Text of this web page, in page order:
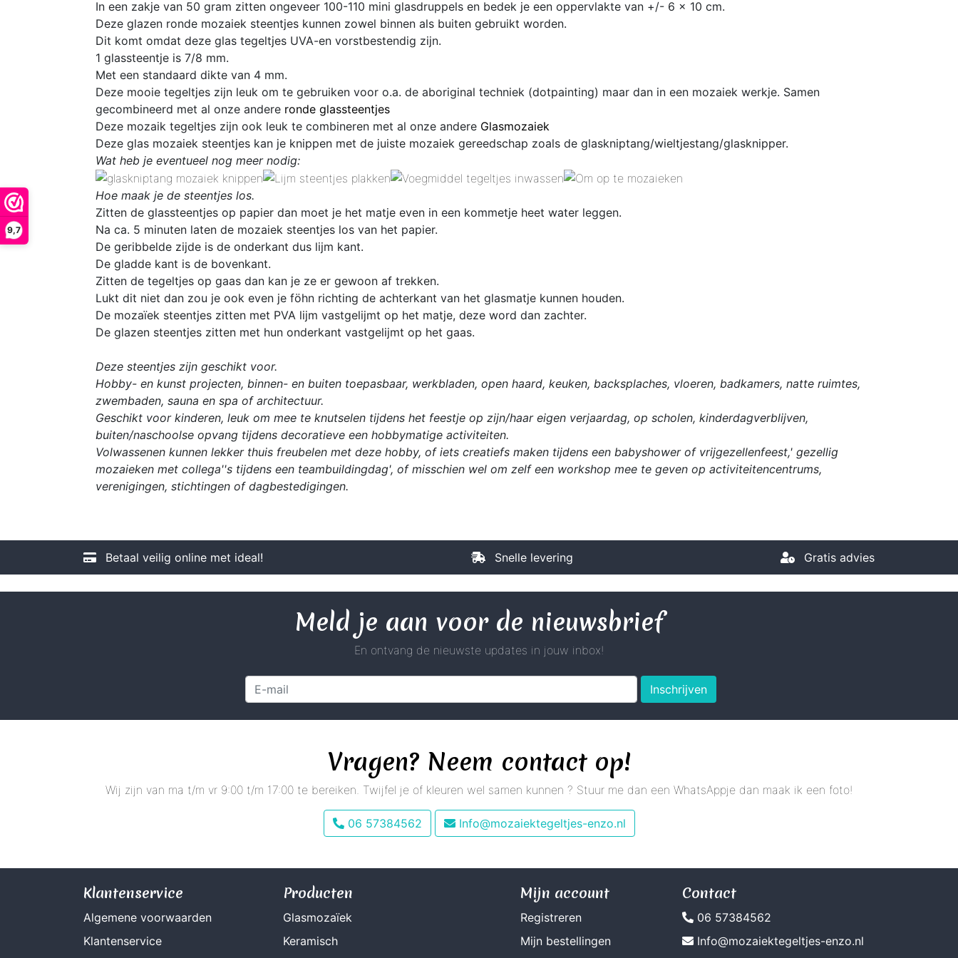
9,7
In een zakje van 50 gram zitten ongeveer 100-110 mini glasdruppels en bedek je een oppervlakte van +/- 6 x 10 cm.
Deze glazen ronde mozaiek steentjes kunnen zowel binnen als buiten gebruikt worden.
Dit komt omdat deze glas tegeltjes UVA-en vorstbestendig zijn.
1 glassteentje is 7/8 mm.
Met een standaard dikte van 4 mm.
Deze mooie tegeltjes zijn leuk om te gebruiken voor o.a. de aboriginal techniek (dotpainting) maar dan in een mozaiek werkje. Samen
gecombineerd met al onze andere ronde glassteentjes
Deze mozaik tegeltjes zijn ook leuk te combineren met al onze andere Glasmozaiek
Deze glas mozaiek steentjes kan je knippen met de juiste mozaiek gereedschap zoals de glaskniptang/wieltjestang/glasknipper.
Wat heb je eventueel nog meer nodig:
Hoe maak je de steentjes los.
Zitten de glassteentjes op papier dan moet je het matje even in een kommetje heet water leggen.
Na ca. 5 minuten laten de mozaiek steentjes los van het papier.
De geribbelde zijde is de onderkant dus lijm kant.
De gladde kant is de bovenkant.
Zitten de tegeltjes op gaas dan kan je ze er gewoon af trekken.
Lukt dit niet dan zou je ook even je föhn richting de achterkant van het glasmatje kunnen houden.
De mozaïek steentjes zitten met PVA lijm vastgelijmt op het matje, deze word dan zachter.
De glazen steentjes zitten met hun onderkant vastgelijmt op het gaas.
Deze steentjes zijn geschikt voor.
Hobby- en kunst projecten, binnen- en buiten toepasbaar, werkbladen, open haard, keuken, backsplaches, vloeren, badkamers, natte ruimtes,
zwembaden, sauna en spa of architectuur.
Geschikt voor kinderen, leuk om mee te knutselen tijdens het feestje op zijn/haar eigen verjaardag, op scholen, kinderdagverblijven,
buiten/naschoolse opvang tijdens decoratieve een hobbymatige activiteiten.
Volwassenen kunnen lekker thuis freubelen met deze hobby, of iets creatiefs maken tijdens een babyshower of vrijgezellenfeest,' gezellig
mozaieken met collega''s tijdens een teambuildingdag', of misschien wel om zelf een workshop mee te geven op activiteitencentrums,
verenigingen, stichtingen of dagbestedigingen.
Betaal veilig online met ideal! Snelle levering Gratis advies
Meld je aan voor de nieuwsbrief
En ontvang de nieuwste updates in jouw inbox!
Inschrijven
Vragen? Neem contact op!
Wij zijn van ma t/m vr 9:00 t/m 17:00 te bereiken. Twijfel je of kleuren wel samen kunnen ? Stuur me dan een WhatsAppje dan maak ik een foto!
06 57384562 Info@mozaiektegeltjes-enzo.nl
Klantenservice
Algemene voorwaarden
Klantenservice
Producten
Glasmozaïek
Keramisch
Mijn account
Registreren
Mijn bestellingen
Contact
06 57384562
Info@mozaiektegeltjes-enzo.nl